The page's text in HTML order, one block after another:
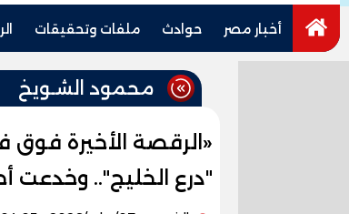
أخبار مصر حوادث ملفات وتحقيقات
محمود الشـويخ
«الرقصة الأخيرة فوق
"درع الخليج".. وخدعت